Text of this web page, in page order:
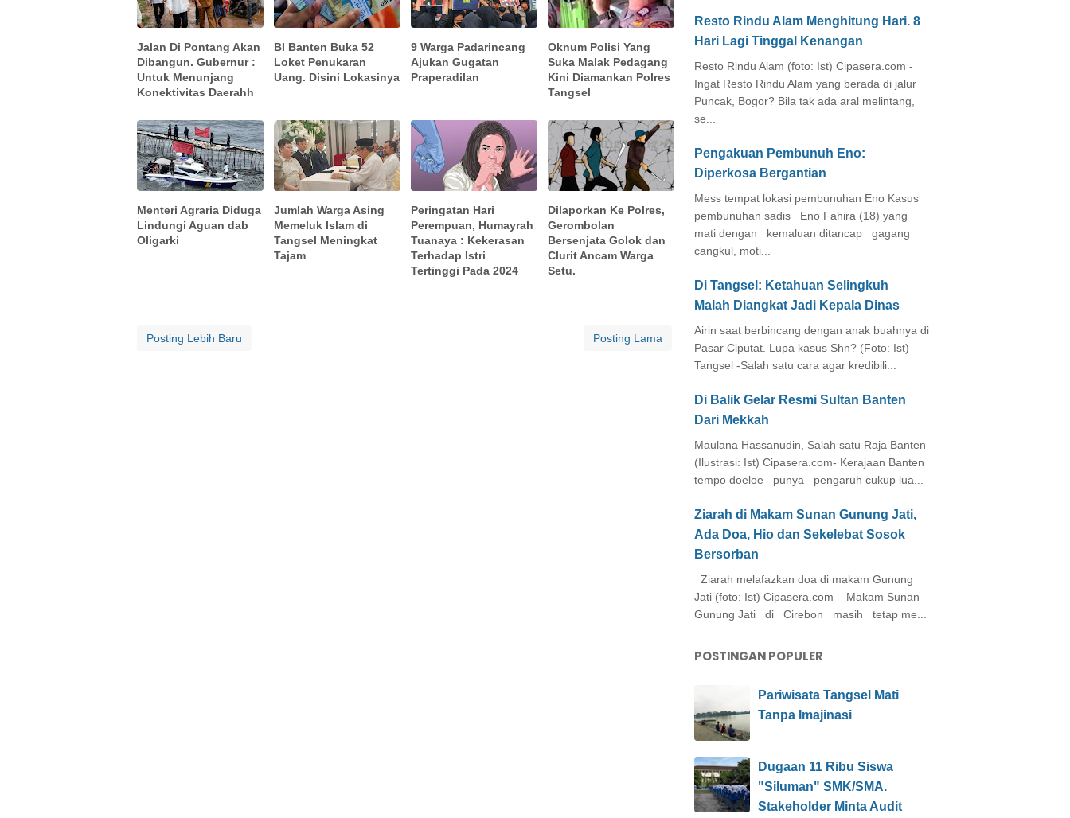
Jalan Di Pontang Akan
Dibangun. Gubernur :
Untuk Menunjang
Konektivitas Daerahh
BI Banten Buka 52
Loket Penukaran
Uang. Disini Lokasinya
9 Warga Padarincang
Ajukan Gugatan
Praperadilan
Oknum Polisi Yang
Suka Malak Pedagang
Kini Diamankan Polres
Tangsel
Menteri Agraria Diduga
Lindungi Aguan dab
Oligarki
Jumlah Warga Asing
Memeluk Islam di
Tangsel Meningkat
Tajam
Peringatan Hari
Perempuan, Humayrah
Tuanaya : Kekerasan
Terhadap Istri
Tertinggi Pada 2024
Dilaporkan Ke Polres,
Gerombolan
Bersenjata Golok dan
Clurit Ancam Warga
Setu.
Posting Lebih Baru Posting Lama
Resto Rindu Alam Menghitung Hari. 8
Hari Lagi Tinggal Kenangan
Resto Rindu Alam (foto: Ist) Cipasera.com -
Ingat Resto Rindu Alam yang berada di jalur
Puncak, Bogor? Bila tak ada aral melintang,
se...
Pengakuan Pembunuh Eno:
Diperkosa Bergantian
Mess tempat lokasi pembunuhan Eno Kasus
pembunuhan sadis Eno Fahira (18) yang
mati dengan kemaluan ditancap gagang
cangkul, moti...
Di Tangsel: Ketahuan Selingkuh
Malah Diangkat Jadi Kepala Dinas
Airin saat berbincang dengan anak buahnya di
Pasar Ciputat. Lupa kasus Shn? (Foto: Ist)
Tangsel -Salah satu cara agar kredibili...
Di Balik Gelar Resmi Sultan Banten
Dari Mekkah
Maulana Hassanudin, Salah satu Raja Banten
(Ilustrasi: Ist) Cipasera.com- Kerajaan Banten
tempo doeloe punya pengaruh cukup lua...
Ziarah di Makam Sunan Gunung Jati,
Ada Doa, Hio dan Sekelebat Sosok
Bersorban
Ziarah melafazkan doa di makam Gunung
Jati (foto: Ist) Cipasera.com – Makam Sunan
Gunung Jati di Cirebon masih tetap me...
POSTINGAN POPULER
Pariwisata Tangsel Mati
Tanpa Imajinasi
Dugaan 11 Ribu Siswa
"Siluman" SMK/SMA.
Stakeholder Minta Audit